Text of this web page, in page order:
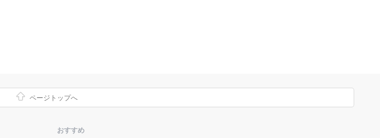
ページトップへ
おすすめ